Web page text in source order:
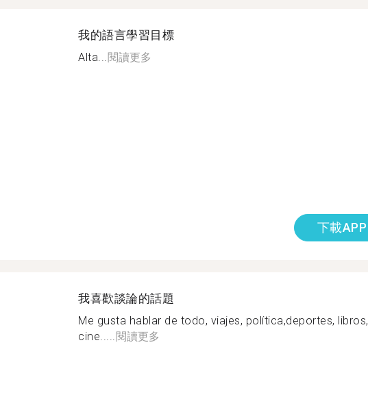
我的語言學習目標
Alta...閱讀更多
下載APP
我喜歡談論的話題
Me gusta hablar de todo, viajes, política,deportes, libros,
cine.....閱讀更多